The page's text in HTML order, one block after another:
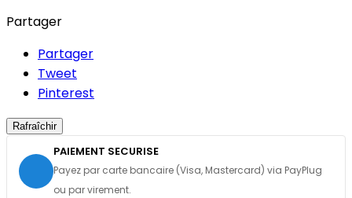
Partager
Partager
Tweet
Pinterest
PAIEMENT SECURISE
Payez par carte bancaire (Visa, Mastercard) via PayPlug
ou par virement.